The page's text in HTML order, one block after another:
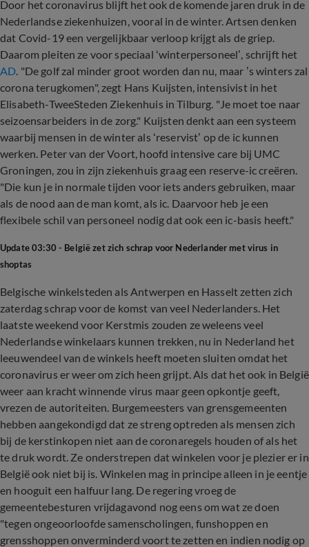
Door het coronavirus blijft het ook de komende jaren druk in de
Nederlandse ziekenhuizen, vooral in de winter. Artsen denken
dat Covid-19 een vergelijkbaar verloop krijgt als de griep.
Daarom pleiten ze voor speciaal ‘winterpersoneel’, schrijft het
AD. "De golf zal minder groot worden dan nu, maar ’s winters zal
corona terugkomen", zegt Hans Kuijsten, intensivist in het
Elisabeth-TweeSteden Ziekenhuis in Tilburg. "Je moet toe naar
seizoensarbeiders in de zorg." Kuijsten denkt aan een systeem
waarbij mensen in de winter als ‘reservist’ op de ic kunnen
werken. Peter van der Voort, hoofd intensive care bij UMC
Groningen, zou in zijn ziekenhuis graag een reserve-ic creëren.
"Die kun je in normale tijden voor iets anders gebruiken, maar
als de nood aan de man komt, als ic. Daarvoor heb je een
flexibele schil van personeel nodig dat ook een ic-basis heeft."
Update 03:30 - België zet zich schrap voor Nederlander met virus in
shoptas
Belgische winkelsteden als Antwerpen en Hasselt zetten zich
zaterdag schrap voor de komst van veel Nederlanders. Het
laatste weekend voor Kerstmis zouden ze weleens veel
Nederlandse winkelaars kunnen trekken, nu in Nederland het
leeuwendeel van de winkels heeft moeten sluiten omdat het
coronavirus er weer om zich heen grijpt. Als dat het ook in België
weer aan kracht winnende virus maar geen opkontje geeft,
vrezen de autoriteiten. Burgemeesters van grensgemeenten
hebben aangekondigd dat ze streng optreden als mensen zich
bij de kerstinkopen niet aan de coronaregels houden of als het
te druk wordt. Ze onderstrepen dat winkelen voor je plezier er in
België ook niet bij is. Winkelen mag in principe alleen in je eentje
en hooguit een halfuur lang. De regering vroeg de
gemeentebesturen vrijdagavond nog eens om wat ze doen
"tegen ongeoorloofde samenscholingen, funshoppen en
grensshoppen onverminderd voort te zetten en indien nodig op